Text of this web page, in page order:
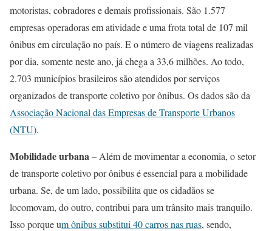
motoristas, cobradores e demais profissionais. São 1.577
empresas operadoras em atividade e uma frota total de 107 mil
ônibus em circulação no país. E o número de viagens realizadas
por dia, somente neste ano, já chega a 33,6 milhões. Ao todo,
2.703 municípios brasileiros são atendidos por serviços
organizados de transporte coletivo por ônibus. Os dados são da
Associação Nacional das Empresas de Transporte Urbanos
(NTU).
Mobilidade urbana– Além de movimentar a economia, o setor
de transporte coletivo por ônibus é essencial para a mobilidade
urbana. Se, de um lado, possibilita que os cidadãos se
locomovam, do outro, contribui para um trânsito mais tranquilo.
Isso porque um ônibus substitui 40 carros nas ruas, sendo,